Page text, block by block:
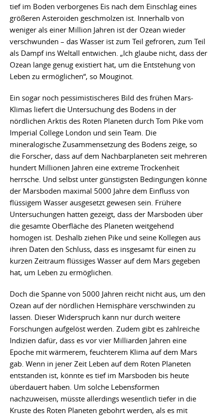
tief im Boden verborgenes Eis nach dem Einschlag eines
größeren Asteroiden geschmolzen ist. Innerhalb von
weniger als einer Million Jahren ist der Ozean wieder
verschwunden – das Wasser ist zum Teil gefroren, zum Teil
als Dampf ins Weltall entwichen. „Ich glaube nicht, dass der
Ozean lange genug existiert hat, um die Entstehung von
Leben zu ermöglichen“, so Mouginot.
Ein sogar noch pessimistischeres Bild des frühen Mars-
Klimas liefert die Untersuchung des Bodens in der
nördlichen Arktis des Roten Planeten durch Tom Pike vom
Imperial College London und sein Team. Die
mineralogische Zusammensetzung des Bodens zeige, so
die Forscher, dass auf dem Nachbarplaneten seit mehreren
hundert Millionen Jahren eine extreme Trockenheit
herrsche. Und selbst unter günstigsten Bedingungen könne
der Marsboden maximal 5000 Jahre dem Einfluss von
flüssigem Wasser ausgesetzt gewesen sein. Frühere
Untersuchungen hatten gezeigt, dass der Marsboden über
die gesamte Oberfläche des Planeten weitgehend
homogen ist. Deshalb ziehen Pike und seine Kollegen aus
ihren Daten den Schluss, dass es insgesamt für einen zu
kurzen Zeitraum flüssiges Wasser auf dem Mars gegeben
hat, um Leben zu ermöglichen.
Doch die Spanne von 5000 Jahren reicht nicht aus, um den
Ozean auf der nördlichen Hemisphäre verschwinden zu
lassen. Dieser Widerspruch kann nur durch weitere
Forschungen aufgelöst werden. Zudem gibt es zahlreiche
Indizien dafür, dass es vor vier Milliarden Jahren eine
Epoche mit wärmerem, feuchterem Klima auf dem Mars
gab. Wenn in jener Zeit Leben auf dem Roten Planeten
entstanden ist, könnte es tief im Marsboden bis heute
überdauert haben. Um solche Lebensformen
nachzuweisen, müsste allerdings wesentlich tiefer in die
Kruste des Roten Planeten gebohrt werden, als es mit